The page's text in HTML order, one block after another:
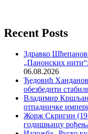
Recent Posts
Здравко
„Панонских
06.08.2026
Ђедовић
обезбедити
Владимир
отпадничке
Жорж Скригин
годишњицу